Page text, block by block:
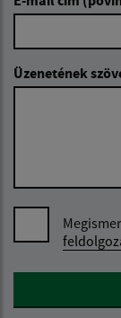
Üzenetének
Google reCaptcha